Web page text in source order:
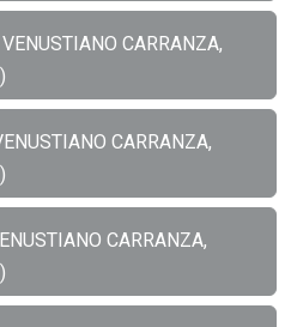
CARRANZA,
CARRANZA,
CARRANZA,